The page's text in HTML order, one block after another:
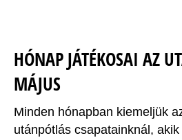
HÓNAP JÁTÉKOSAI AZ
MÁJUS
Minden hónapban kiemeljük
utánpótlás csapatainknál, akik